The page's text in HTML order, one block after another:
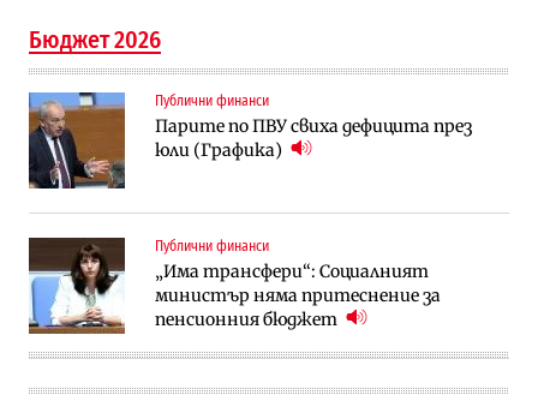
Бюджет 2026
Публични финанси
Парите по ПВУ свиха дефицита през
юли (Графика)
Публични финанси
„Има трансфери“: Социалният
министър няма притеснение за
пенсионния бюджет